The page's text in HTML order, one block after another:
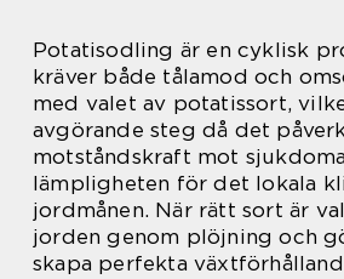
Potatisodling är en cyklisk
kräver både tålamod och
med valet av potatissort,
avgörande steg då det
motståndskraft mot
lämpligheten för det lokala
jordmånen. När rätt sort är
jorden genom plöjning och
skapa perfekta